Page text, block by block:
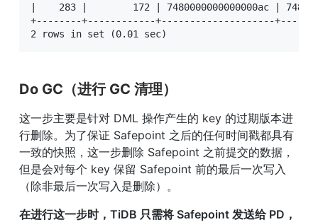
|    283 |        172 | 7480000000000000ac |
+--------+------------+--------------------
2 rows in set (0.01 sec)
Do GC（进行 GC 清理）
这一步主要是针对 DML 操作产生的 key 的过期版本进
行删除。为了保证 Safepoint 之后的任何时间戳都具有
一致的快照，这一步删除 Safepoint 之前提交的数据，
但是会对每个 key 保留 Safepoint 前的最后一次写入
（除非最后一次写入是删除）。
在进行这一步时，TiDB 只需将 Safepoint 发送给 PD，